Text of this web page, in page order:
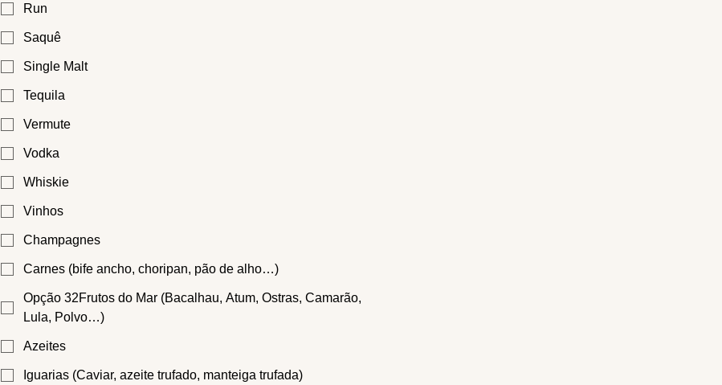
Run
Saquê
Single Malt
Tequila
Vermute
Vodka
Whiskie
Vinhos
Champagnes
Carnes (bife ancho, choripan, pão de alho…)
Opção 32Frutos do Mar (Bacalhau, Atum, Ostras, Camarão,
Lula, Polvo…)
Azeites
Iguarias (Caviar, azeite trufado, manteiga trufada)